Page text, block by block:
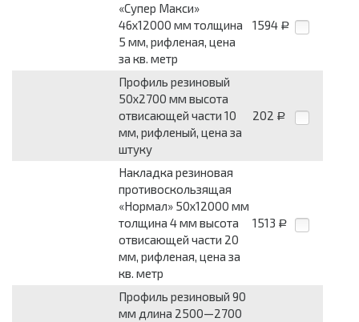
«Супер Макси»
46x12000 мм толщина
5 мм, рифленая, цена
за кв. метр
1594 Р
Профиль резиновый
50x2700 мм высота
отвисающей части 10
мм, рифленый, цена за
штуку
202 Р
Накладка резиновая
противоскользящая
«Нормал» 50x12000 мм
толщина 4 мм высота
отвисающей части 20
мм, рифленая, цена за
кв. метр
1513 Р
Профиль резиновый 90
мм длина 2500—2700